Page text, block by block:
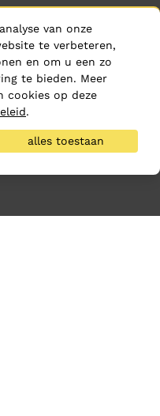
van onze
te verbeteren,
en om u een zo
te bieden. Meer
cookies op deze
.
alles toestaan